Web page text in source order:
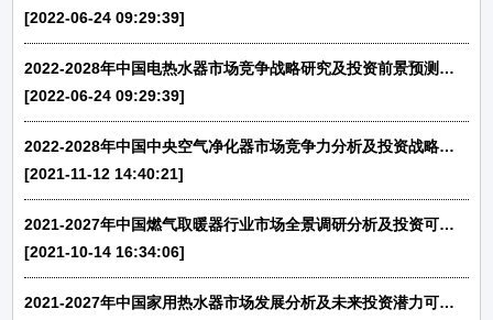
[2022-06-24 09:29:39]
2022-2028年中国电热水器市场竞争战略研究及投资前景预测报告
[2022-06-24 09:29:39]
2022-2028年中国中央空气净化器市场竞争力分析及投资战略预测研发报告
[2021-11-12 14:40:21]
2021-2027年中国燃气取暖器行业市场全景调研分析及投资可行性研究预测报告
[2021-10-14 16:34:06]
2021-2027年中国家用热水器市场发展分析及未来投资潜力可行性报告